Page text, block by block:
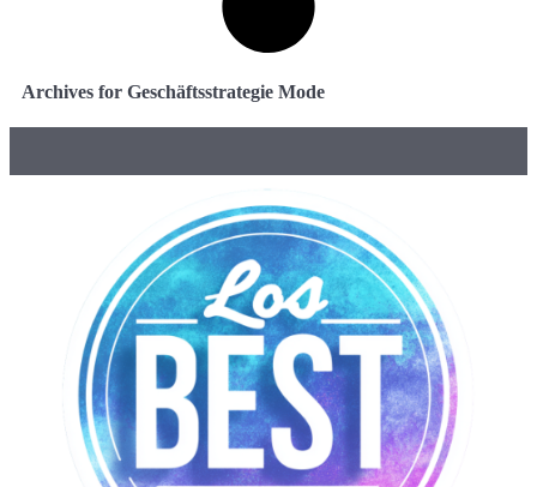
Archives for Geschäftsstrategie Mode